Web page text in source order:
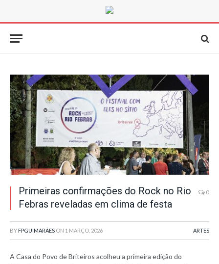
Primeiras confirmações do Rock no Rio
Febras reveladas em clima de festa
0
BY FPGUIMARÃES ON 1 MARÇO, 2026 ARTES
A Casa do Povo de Briteiros acolheu a primeira edição do